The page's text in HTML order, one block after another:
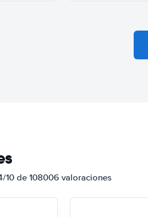
10 de 108006 valoraciones